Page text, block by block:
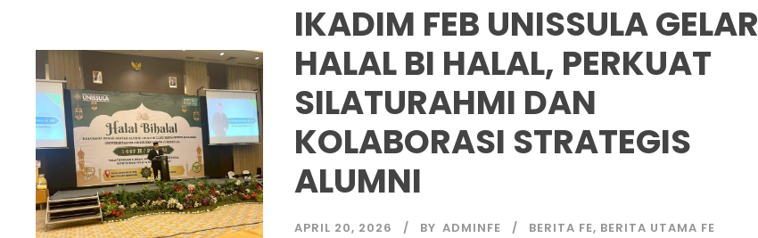
IKADIM FEB UNISSULA GELAR
HALAL BI HALAL, PERKUAT
SILATURAHMI DAN
KOLABORASI STRATEGIS
ALUMNI
APRIL 20, 2026 BY ADMINFE BERITA FE, BERITA UTAMA FE